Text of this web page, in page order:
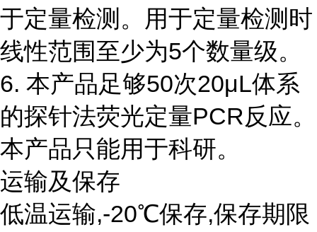
于定量检测。用于定量检测时
线性范围至少为5个数量级。
6. 本产品足够50次20μL体系
的探针法荧光定量PCR反应。
本产品只能用于科研。
运输及保存
低温运输,-20℃保存,保存期限